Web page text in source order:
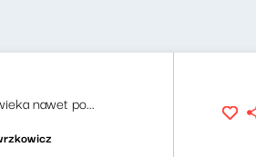
nawet po...